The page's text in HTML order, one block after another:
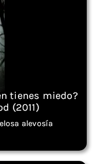
tienes miedo?
(2011)
alevosía